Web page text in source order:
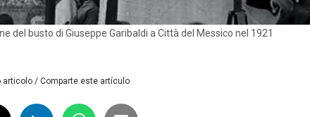
del busto di Giuseppe Garibaldi a Città del Messico nel 1921
articolo / Comparte este artículo